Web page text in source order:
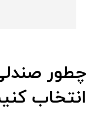
چطور
انتخاب